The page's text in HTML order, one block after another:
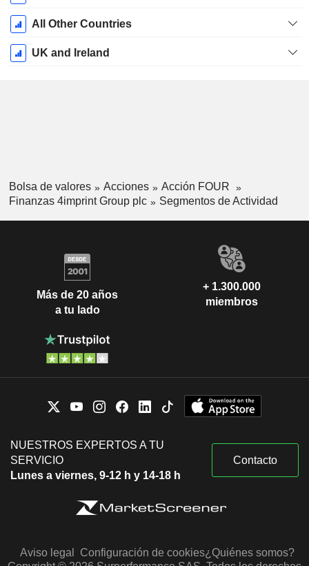
All Other Countries
UK and Ireland
Bolsa de valores Acciones
Acción FOUR
Finanzas 4imprint Group plc
Segmentos de Actividad
Más de 20 años
a tu lado
+ 1.300.000
miembros
NUESTROS EXPERTOS A TU
SERVICIO
Lunes a viernes, 9-12 h y 14-18 h
Contacto
Aviso legal Configuración de cookies¿Quiénes somos?